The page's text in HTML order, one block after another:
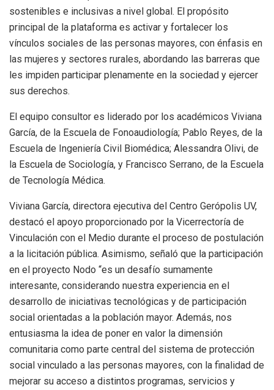
sostenibles e inclusivas a nivel global. El propósito
principal de la plataforma es activar y fortalecer los
vínculos sociales de las personas mayores, con énfasis en
las mujeres y sectores rurales, abordando las barreras que
les impiden participar plenamente en la sociedad y ejercer
sus derechos.
El equipo consultor es liderado por los académicos Viviana
García, de la Escuela de Fonoaudiología; Pablo Reyes, de la
Escuela de Ingeniería Civil Biomédica; Alessandra Olivi, de
la Escuela de Sociología, y Francisco Serrano, de la Escuela
de Tecnología Médica.
Viviana García, directora ejecutiva del Centro Gerópolis UV,
destacó el apoyo proporcionado por la Vicerrectoría de
Vinculación con el Medio durante el proceso de postulación
a la licitación pública. Asimismo, señaló que la participación
en el proyecto Nodo “es un desafío sumamente
interesante, considerando nuestra experiencia en el
desarrollo de iniciativas tecnológicas y de participación
social orientadas a la población mayor. Además, nos
entusiasma la idea de poner en valor la dimensión
comunitaria como parte central del sistema de protección
social vinculado a las personas mayores, con la finalidad de
mejorar su acceso a distintos programas, servicios y